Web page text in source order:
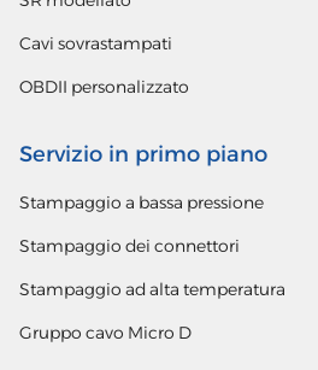
Cavi sovrastampati
OBDII personalizzato
Servizio in primo piano
Stampaggio a bassa pressione
Stampaggio dei connettori
Stampaggio ad alta temperatura
Gruppo cavo Micro D